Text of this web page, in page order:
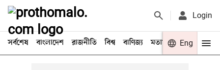
Login
সর্বশেষ বাংলাদেশ রাজনীতি বিশ্ব বাণিজ্য মতামত খেলা
Eng